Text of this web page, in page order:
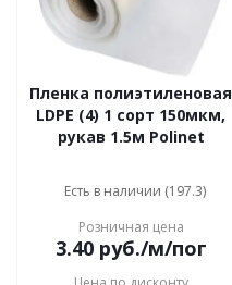
Пленка полиэтиленовая
LDPE (4) 1 сорт 150мкм,
рукав 1.5м Polinet
Есть в наличии (197.3)
Розничная цена
3.40руб./м/пог